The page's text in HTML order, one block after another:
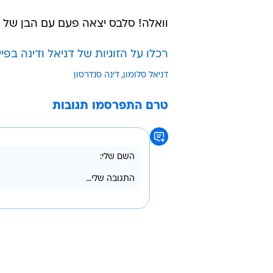
וואלה! סלבס יצאה פעם עם הבן של
רכלו על הזוגיות של דניאל ודינה
דניאל סלומון דינה סנדרסון
טרם התפרסמו תגובות